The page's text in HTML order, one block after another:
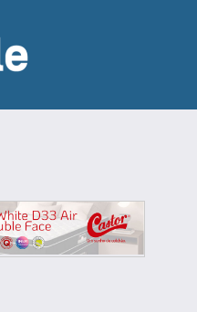
DESIGN & DECORAÇÃO